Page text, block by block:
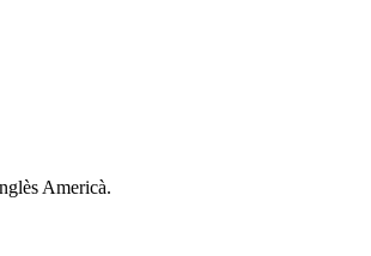
Americà.